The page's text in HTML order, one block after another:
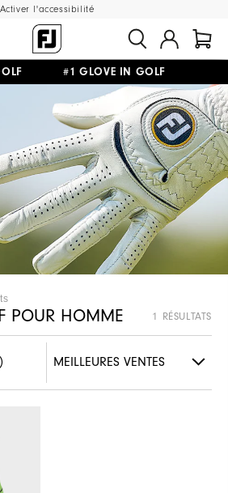
Activer l'accessibilité
GOLF #1 GLOVE IN GOLF
RETOUR GRATUIT
POUR HOMME 1 RÉSULTATS